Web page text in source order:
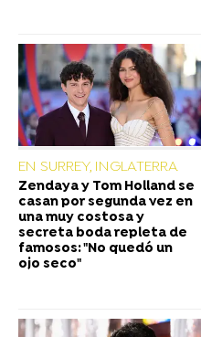
EN SURREY, INGLATERRA
Zendaya y Tom Holland se
casan por segunda vez en
una muy costosa y
secreta boda repleta de
famosos: "No quedó un
ojo seco"